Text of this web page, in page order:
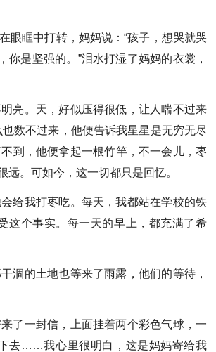
眼眶中打转，妈妈说：“孩子，想哭就哭
是坚强的。”泪水打湿了妈妈的衣裳，
亮。天，好似压得很低，让人喘不过来
数不过来，他便告诉我星星是无穷无尽
到，他便拿起一根竹竿，不一会儿，枣
。可如今，这一切都只是回忆。
给我打枣吃。每天，我都站在学校的铁
这个事实。每一天的早上，都充满了希
涸的土地也等来了雨露，他们的等待，
了一封信，上面挂着两个彩色气球，一
去……我心里很明白，这是妈妈寄给我